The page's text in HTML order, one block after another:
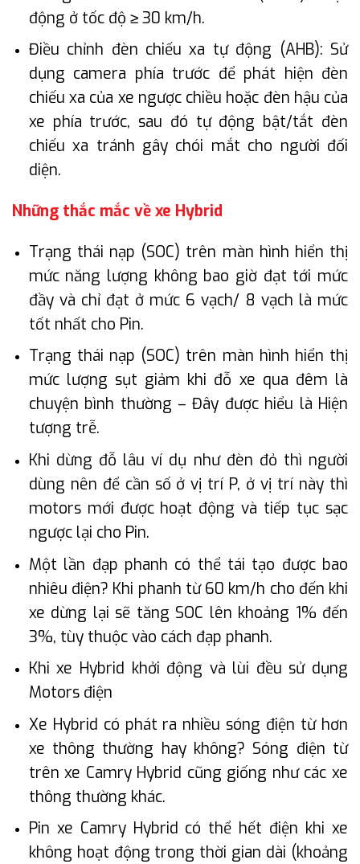
động ở tốc độ ≥ 30 km/h.
Điều chỉnh đèn chiếu xa tự động (AHB): Sử
dụng camera phía trước để phát hiện đèn
chiếu xa của xe ngược chiều hoặc đèn hậu của
xe phía trước, sau đó tự động bật/tắt đèn
chiếu xa tránh gây chói mắt cho người đối
diện.
Những thắc mắc về xe Hybrid
Trạng thái nạp (SOC) trên màn hình hiển thị
mức năng lượng không bao giờ đạt tới mức
đầy và chỉ đạt ở mức 6 vạch/ 8 vạch là mức
tốt nhất cho Pin.
Trạng thái nạp (SOC) trên màn hình hiển thị
mức lượng sụt giảm khi đỗ xe qua đêm là
chuyện bình thường – Đây được hiểu là Hiện
tượng trễ.
Khi dừng đỗ lâu ví dụ như đèn đỏ thì người
dùng nên để cần số ở vị trí P, ở vị trí này thì
motors mới được hoạt động và tiếp tục sạc
ngược lại cho Pin.
Một lần đạp phanh có thể tái tạo được bao
nhiêu điện? Khi phanh từ 60 km/h cho đến khi
xe dừng lại sẽ tăng SOC lên khoảng 1% đến
3%, tùy thuộc vào cách đạp phanh.
Khi xe Hybrid khởi động và lùi đều sử dụng
Motors điện
Xe Hybrid có phát ra nhiều sóng điện từ hơn
xe thông thường hay không? Sóng điện từ
trên xe Camry Hybrid cũng giống như các xe
thông thường khác.
Pin xe Camry Hybrid có thể hết điện khi xe
không hoạt động trong thời gian dài (khoảng